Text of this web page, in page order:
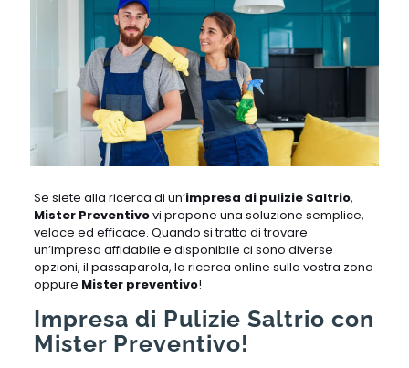
Se siete alla ricerca di un’impresa di pulizie Saltrio,
Mister Preventivovi propone una soluzione semplice,
veloce ed efficace. Quando si tratta di trovare
un’impresa affidabile e disponibile ci sono diverse
opzioni, il passaparola, la ricerca online sulla vostra zona
oppure Mister preventivo!
Impresa di Pulizie Saltrio con
Mister Preventivo!